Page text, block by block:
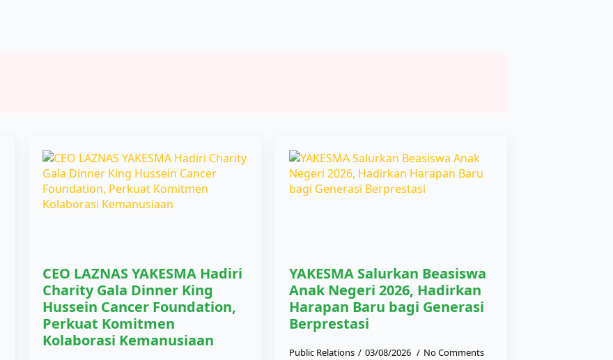
CEO LAZNAS YAKESMA Hadiri
Charity Gala Dinner King
Hussein Cancer Foundation,
Perkuat Komitmen
Kolaborasi Kemanusiaan
YAKESMA Salurkan Beasiswa
Anak Negeri 2026, Hadirkan
Harapan Baru bagi Generasi
Berprestasi
Public Relations 03/08/2026 No Comments